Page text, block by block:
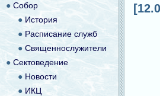
● Собор
● История
● Расписание служб
● Священнослужители
● Сектоведение
● Новости
●ИКЦ